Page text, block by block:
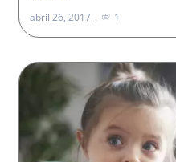
abril 26, 2017 1